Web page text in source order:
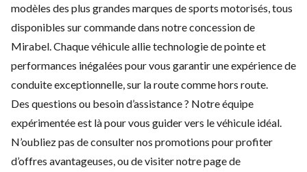
modèles des plus grandes marques de sports motorisés, tous
disponibles sur commande dans notre concession de
Mirabel. Chaque véhicule allie technologie de pointe et
performances inégalées pour vous garantir une expérience de
conduite exceptionnelle, sur la route comme hors route.
Des questions ou besoin d’assistance ? Notre équipe
expérimentée est là pour vous guider vers le véhicule idéal.
N’oubliez pas de consulter nos promotions pour profiter
d’offres avantageuses, ou de visiter notre page de